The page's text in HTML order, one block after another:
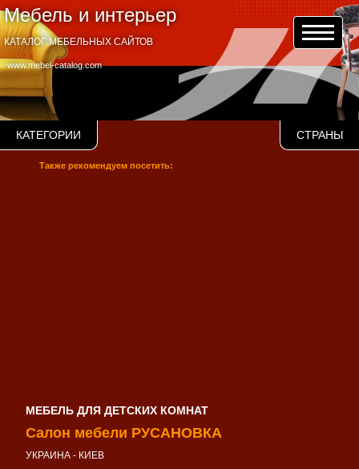
Мебель и интерьер
www.mebel-catalog.com
КАТАЛОГ МЕБЕЛЬНЫХ САЙТОВ
КАТЕГОРИИ СТРАНЫ
Также рекомендуем посетить:
МЕБЕЛЬ ДЛЯ ДЕТСКИХ КОМНАТ
Салон мебели РУСАНОВКА
УКРАИНА - КИЕВ